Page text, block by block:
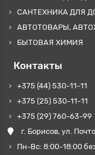
САНТЕХНИКА ДЛЯ
АВТОТОВАРЫ,
БЫТОВАЯ ХИМИЯ
Контакты
+375 (44) 530-11-11
+375 (25) 530-11-11
+375 (29) 760-63-99
г. Борисов, ул.
Пн-Вс: 8:00-18:00